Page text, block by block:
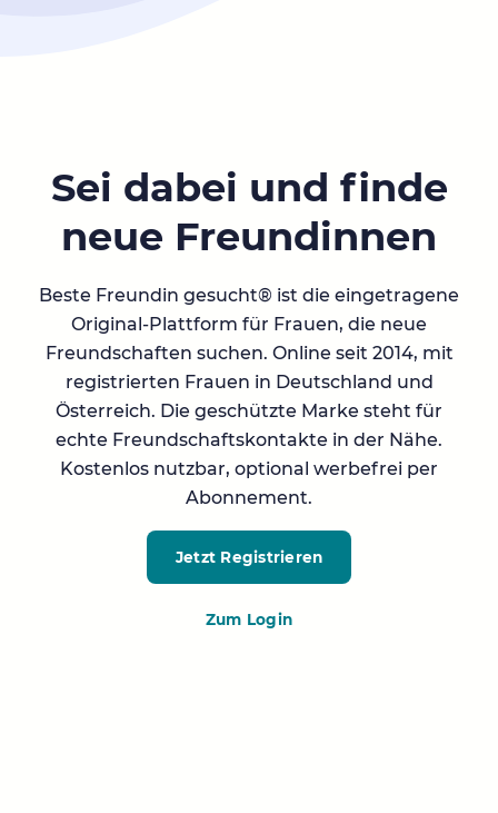
Sei dabei und finde
neue Freundinnen
Beste Freundin gesucht® ist die eingetragene
Original-Plattform für Frauen, die neue
Freundschaften suchen. Online seit 2014, mit
registrierten Frauen in Deutschland und
Österreich. Die geschützte Marke steht für
echte Freundschaftskontakte in der Nähe.
Kostenlos nutzbar, optional werbefrei per
Abonnement.
Jetzt Registrieren
Zum Login